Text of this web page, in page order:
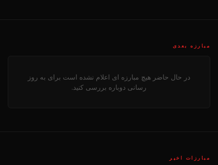
مبارزه بعدی
در حال حاضر هیچ مبارزه ای اعلام نشده است برای به روز
رسانی دوباره بررسی کنید.
مبارزات اخیر